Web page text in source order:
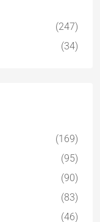
(247)
(34)
(169)
(95)
(90)
(83)
(46)